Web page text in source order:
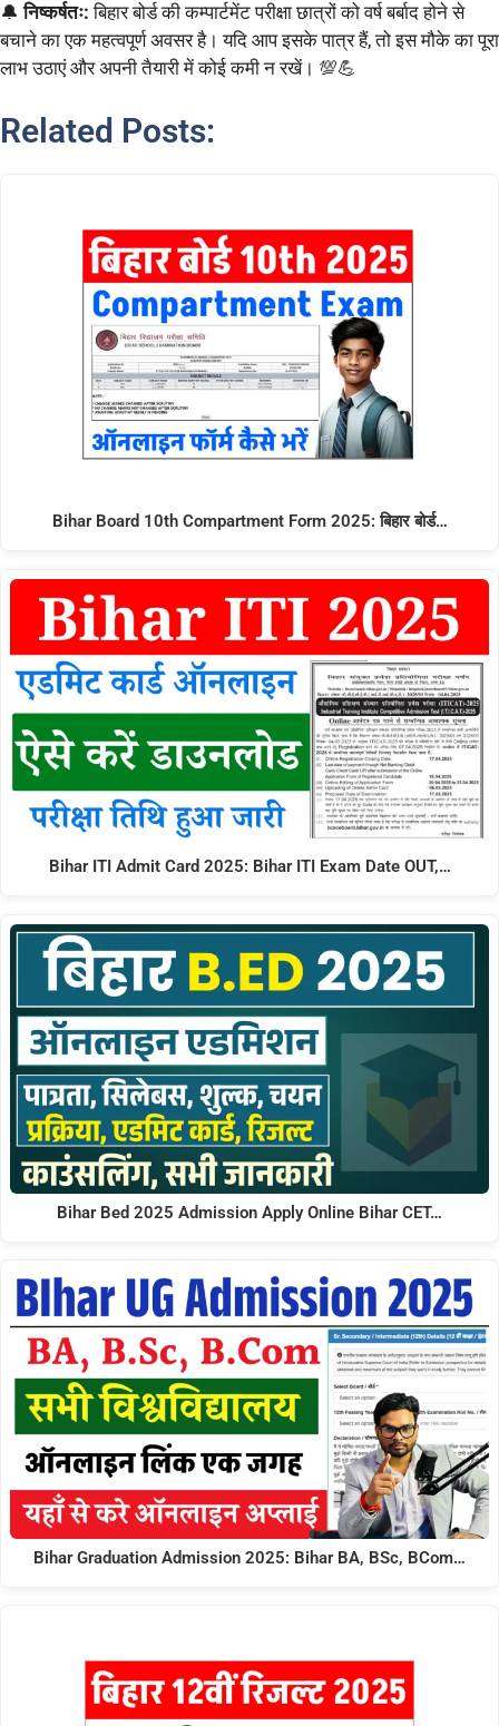
🔔निष्कर्षतः: बिहार बोर्ड की कम्पार्टमेंट परीक्षा छात्रों को वर्ष बर्बाद होने से
बचाने का एक महत्वपूर्ण अवसर है। यदि आप इसके पात्र हैं, तो इस मौके का पूरा
लाभ उठाएं और अपनी तैयारी में कोई कमी न रखें। 💯💪
Related Posts:
Bihar Board 10th Compartment Form 2025: बिहार बोर्ड…
Bihar ITI Admit Card 2025: Bihar ITI Exam Date OUT,…
Bihar Bed 2025 Admission Apply Online Bihar CET…
Bihar Graduation Admission 2025: Bihar BA, BSc, BCom…